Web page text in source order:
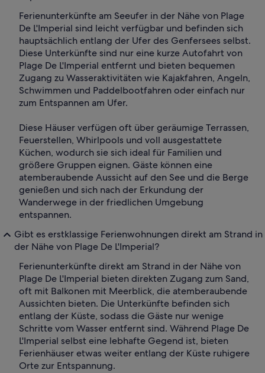
Ferienunterkünfte am Seeufer in der Nähe von Plage
De L'Imperial sind leicht verfügbar und befinden sich
hauptsächlich entlang der Ufer des Genfersees selbst.
Diese Unterkünfte sind nur eine kurze Autofahrt von
Plage De L'Imperial entfernt und bieten bequemen
Zugang zu Wasseraktivitäten wie Kajakfahren, Angeln,
Schwimmen und Paddelbootfahren oder einfach nur
zum Entspannen am Ufer.
Diese Häuser verfügen oft über geräumige Terrassen,
Feuerstellen, Whirlpools und voll ausgestattete
Küchen, wodurch sie sich ideal für Familien und
größere Gruppen eignen. Gäste können eine
atemberaubende Aussicht auf den See und die Berge
genießen und sich nach der Erkundung der
Wanderwege in der friedlichen Umgebung
entspannen.
Gibt es erstklassige Ferienwohnungen direkt am Strand in
der Nähe von Plage De L'Imperial?
Ferienunterkünfte direkt am Strand in der Nähe von
Plage De L'Imperial bieten direkten Zugang zum Sand,
oft mit Balkonen mit Meerblick, die atemberaubende
Aussichten bieten. Die Unterkünfte befinden sich
entlang der Küste, sodass die Gäste nur wenige
Schritte vom Wasser entfernt sind. Während Plage De
L'Imperial selbst eine lebhafte Gegend ist, bieten
Ferienhäuser etwas weiter entlang der Küste ruhigere
Orte zur Entspannung.